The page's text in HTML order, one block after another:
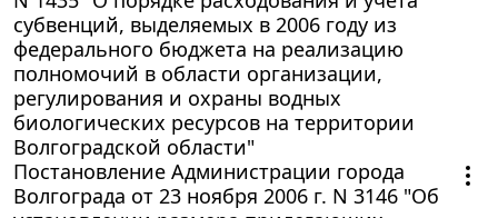
субвенций, выделяемых в 2006 году из
федерального бюджета на реализацию
полномочий в области организации,
регулирования и охраны водных
биологических ресурсов на территории
Волгоградской области"
Постановление Администрации города
Волгограда от 23 ноября 2006 г. N 3146 "Об